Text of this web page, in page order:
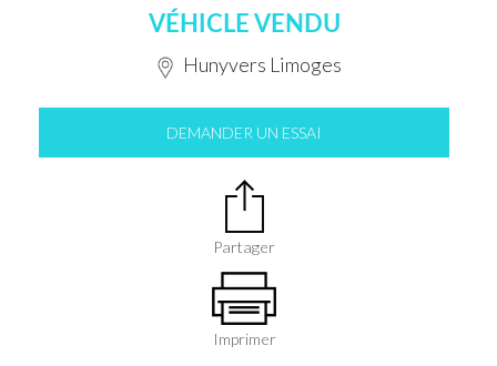
VÉHICLE VENDU
Hunyvers Limoges
DEMANDER UN ESSAI
Partager
Imprimer